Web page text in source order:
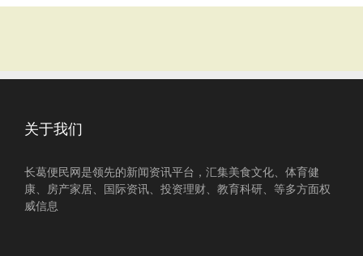
关于我们
长葛便民网是领先的新闻资讯平台，汇集美食文化、体育健
康、房产家居、国际资讯、投资理财、教育科研、等多方面权
威信息